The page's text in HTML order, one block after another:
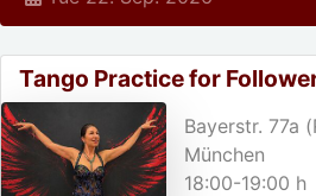
Tango Practice for
Bayerstr. 77a
München
18:00-19:00 h